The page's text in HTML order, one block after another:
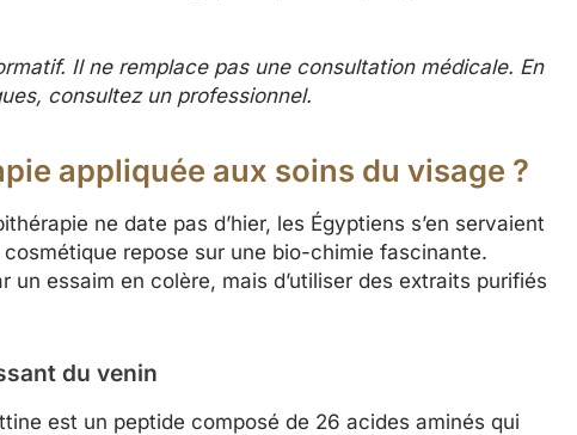
Il ne remplace pas une consultation médicale. En
consultez un professionnel.
appliquée aux soins du visage ?
ne date pas d’hier, les Égyptiens s’en servaient
repose sur une bio-chimie fascinante.
un essaim en colère, mais d’utiliser des extraits purifiés
du venin
est un peptide composé de 26 acides aminés qui